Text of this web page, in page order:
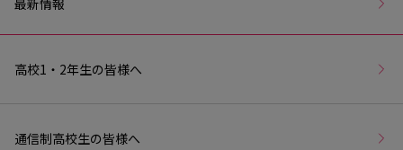
高校1・2年生の皆様へ
通信制高校生の皆様へ